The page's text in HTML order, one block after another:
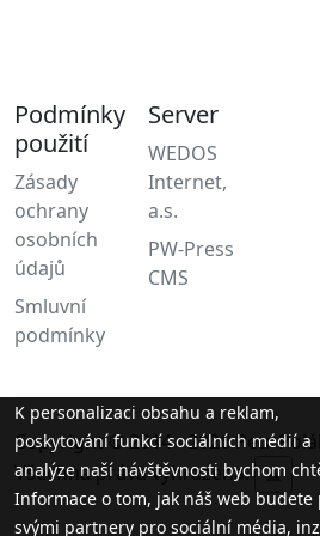
Podmínky
použití
Zásady
ochrany
osobních
údajů
Smluvní
podmínky
Server
WEDOS
Internet,
a.s.
PW-Press
CMS
Copyright © 2014 - 2026 Petr
Všechna práva vyhrazena. ▲
K personalizaci obsahu a reklam,
poskytování funkcí sociálních médií a
analýze naší návštěvnosti bychom
Informace o tom, jak náš web budete
svými partnery pro sociální média,